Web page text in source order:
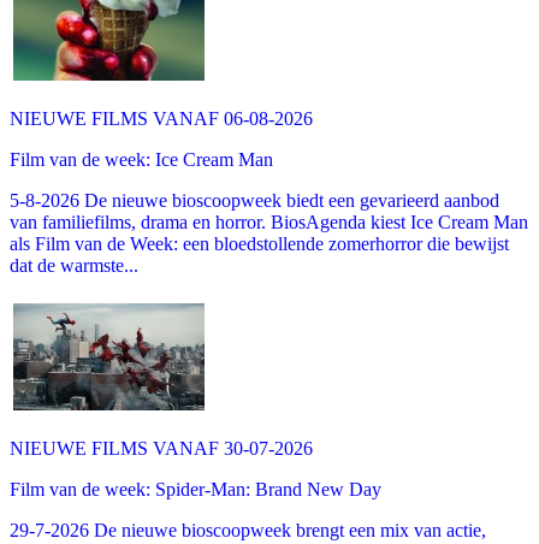
NIEUWE FILMS VANAF 06-08-2026
Film van de week: Ice Cream Man
5-8-2026 De nieuwe bioscoopweek biedt een gevarieerd aanbod
van familiefilms, drama en horror. BiosAgenda kiest Ice Cream Man
als Film van de Week: een bloedstollende zomerhorror die bewijst
dat de warmste...
NIEUWE FILMS VANAF 30-07-2026
Film van de week: Spider-Man: Brand New Day
29-7-2026 De nieuwe bioscoopweek brengt een mix van actie,